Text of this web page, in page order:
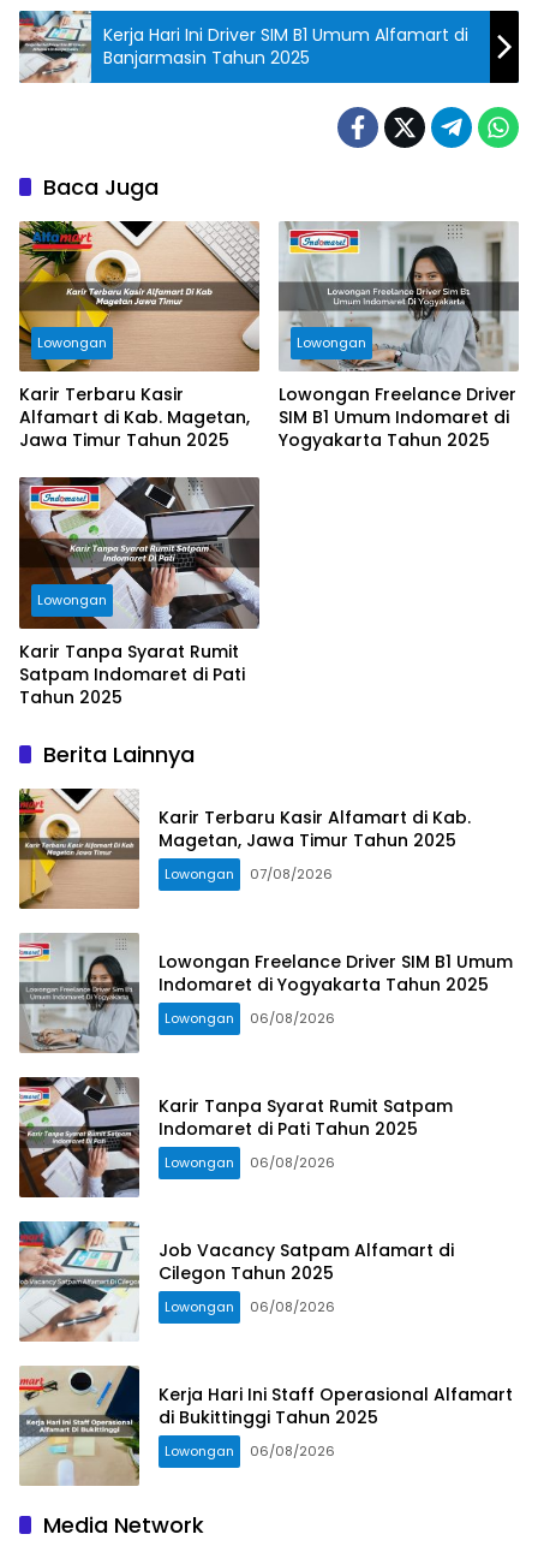
Kerja Hari Ini Driver SIM B1 Umum Alfamart di
Banjarmasin Tahun 2025
Baca Juga
Lowongan
Karir Terbaru Kasir
Alfamart di Kab. Magetan,
Jawa Timur Tahun 2025
Lowongan
Lowongan Freelance Driver
SIM B1 Umum Indomaret di
Yogyakarta Tahun 2025
Lowongan
Karir Tanpa Syarat Rumit
Satpam Indomaret di Pati
Tahun 2025
Berita Lainnya
Karir Terbaru Kasir Alfamart di Kab.
Magetan, Jawa Timur Tahun 2025
Lowongan 07/08/2026
Lowongan Freelance Driver SIM B1 Umum
Indomaret di Yogyakarta Tahun 2025
Lowongan 06/08/2026
Karir Tanpa Syarat Rumit Satpam
Indomaret di Pati Tahun 2025
Lowongan 06/08/2026
Job Vacancy Satpam Alfamart di
Cilegon Tahun 2025
Lowongan 06/08/2026
Kerja Hari Ini Staff Operasional Alfamart
di Bukittinggi Tahun 2025
Lowongan 06/08/2026
Media Network